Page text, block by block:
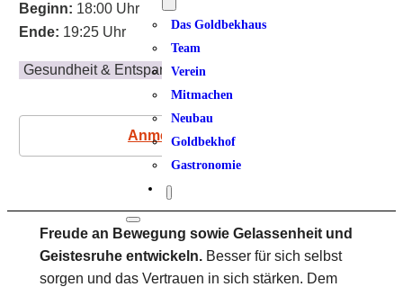
Das Goldbekhaus
Team
Verein
Mitmachen
Neubau
Goldbekhof
Gastronomie
Beginn: 18:00 Uhr
Ende: 19:25 Uhr
Gesundheit & Entspannung
Anmeldung
Freude an Bewegung sowie Gelassenheit und
Geistesruhe entwickeln. Besser für sich selbst
sorgen und das Vertrauen in sich stärken. Dem